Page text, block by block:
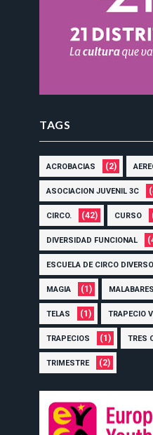
TAGS
ACROBACIAS (2)
ASOCIACION JUVENIL 3C
CIRCO. (42) CURSO
DIVERSIDAD FUNCIONAL
ESCUELA DE CIRCO DIVERSO
MAGIA (1) MALABARES
TELAS (1) TRAPECIO
TRAPECIOS (1) TRES
TRIMESTRE (2)